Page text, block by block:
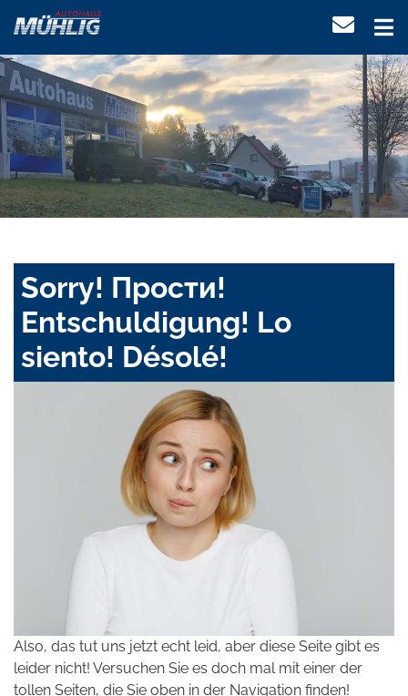
Sorry! Прости!
Entschuldigung! Lo
siento! Désolé!
Also, das tut uns jetzt echt leid, aber diese Seite gibt es
leider nicht! Versuchen Sie es doch mal mit einer der
tollen Seiten, die Sie oben in der Navigation finden!